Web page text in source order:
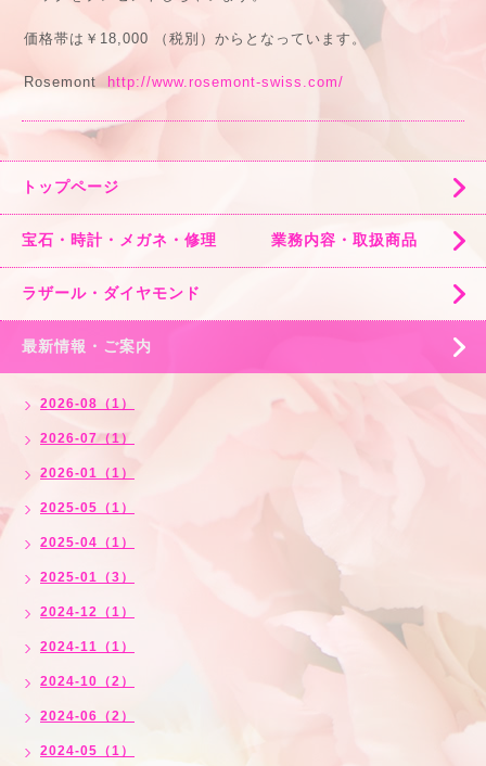
価格帯は￥18,000 （税別）からとなっています。
Rosemont http://www.rosemont-swiss.com/
トップページ
宝石・時計・メガネ・修理 業務内容・取扱商品
ラザール・ダイヤモンド
最新情報・ご案内
2026-08（1）
2026-07（1）
2026-01（1）
2025-05（1）
2025-04（1）
2025-01（3）
2024-12（1）
2024-11（1）
2024-10（2）
2024-06（2）
2024-05（1）